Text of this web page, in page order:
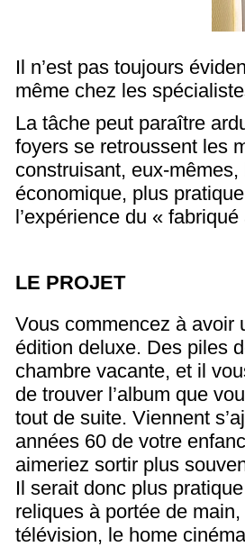
Il n’est pas toujours
même chez les
La tâche peut paraître
foyers se retroussent les
construisant, eux-
économique, plus
l’expérience du «
LE PROJET
Vous commencez à avoir
édition deluxe. Des piles
chambre vacante, et il
de trouver l’album que
tout de suite. Viennent
années 60 de votre
aimeriez sortir plus
Il serait donc plus
reliques à portée de
télévision, le home